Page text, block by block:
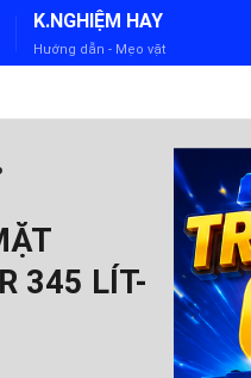
K.NGHIỆM HAY
Hướng dẫn - Mẹo vặt
345 LÍT-